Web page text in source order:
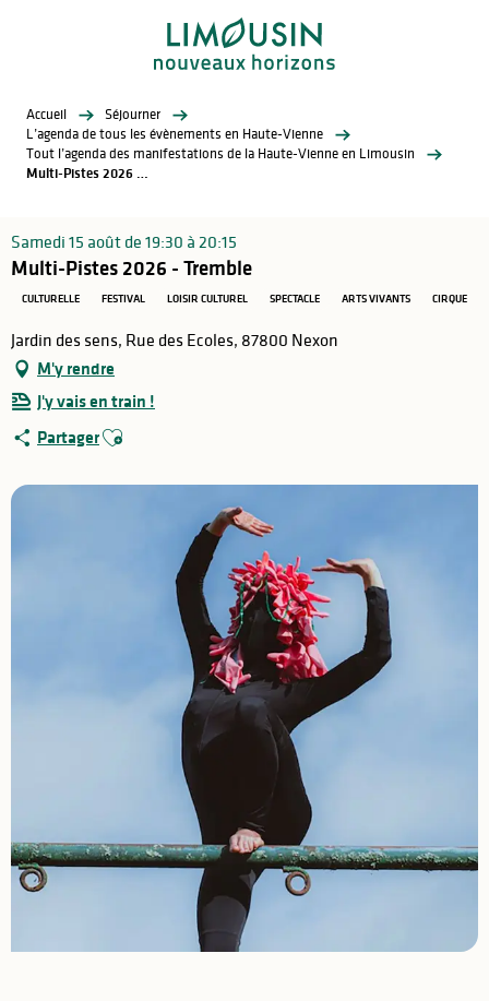
Accueil
Séjourner
L’agenda de tous les évènements en Haute-Vienne
Tout l’agenda des manifestations de la Haute-Vienne en Limousin
Multi-Pistes 2026 - Tremble
Samedi 15 août de 19:30 à 20:15
Multi-Pistes 2026 - Tremble
CULTURELLE FESTIVAL LOISIR CULTUREL SPECTACLE ARTS VIVANTS CIRQUE
Jardin des sens, Rue des Ecoles, 87800 Nexon
M'y rendre
J'y vais en train !
PartagerAjouter aux favoris